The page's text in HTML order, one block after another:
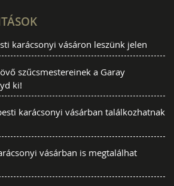
karácsonyi vásáron leszünk jelen
szűcsmestereinek a Garay
ki!
karácsonyi vásárban találkozhatnak
vásárban is megtalálhat